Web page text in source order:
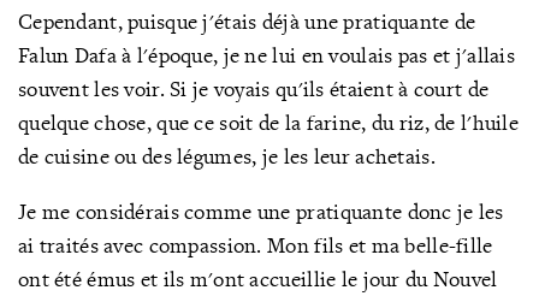
Cependant, puisque j'étais déjà une pratiquante de
Falun Dafa à l'époque, je ne lui en voulais pas et j'allais
souvent les voir. Si je voyais qu'ils étaient à court de
quelque chose, que ce soit de la farine, du riz, de l'huile
de cuisine ou des légumes, je les leur achetais.
Je me considérais comme une pratiquante donc je les
ai traités avec compassion. Mon fils et ma belle-fille
ont été émus et ils m'ont accueillie le jour du Nouvel